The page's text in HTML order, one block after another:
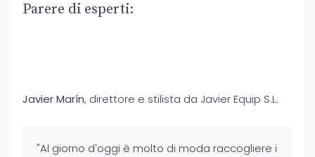
Parere di esperti:
Javier Marín, direttore e stilista da Javier Equip S.L.
"Al giorno d'oggi è molto di moda raccogliere i